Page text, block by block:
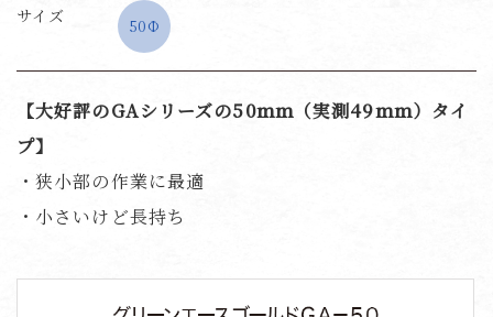
サイズ 50Ф
【大好評のGAシリーズの50ｍｍ（実測49ｍｍ）タイ
プ】
・狭小部の作業に最適
・小さいけど長持ち